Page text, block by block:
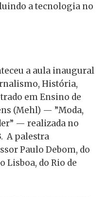
a tecnologia no
a aula inaugural
História,
em Ensino de
(Mehl) — ”Moda,
— realizada no
A palestra
Paulo Debom, do
Lisboa, do Rio de